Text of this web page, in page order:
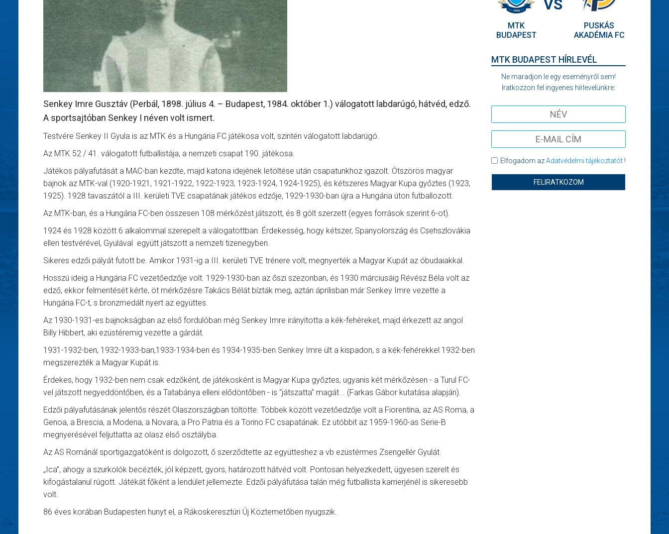
Senkey Imre Gusztáv (Perbál, 1898. július 4. – Budapest, 1984. október 1.) válogatott labdarúgó, hátvéd, edző.
A sportsajtóban Senkey I néven volt ismert.
Testvére Senkey II Gyula is az MTK és a Hungária FC játékosa volt, szintén válogatott labdarúgó.
Az MTK 52 / 41. válogatott futballistája, a nemzeti csapat 190. játékosa.
Játékos pályafutását a MAC-ban kezdte, majd katona idejének letöltése után csapatunkhoz igazolt. Ötszörös magyar
bajnok az MTK-val (1920-1921, 1921-1922, 1922-1923, 1923-1924, 1924-1925), és kétszeres Magyar Kupa győztes (1923,
1925). 1928 tavaszától a III. kerületi TVE csapatának játékos edzője, 1929-1930-ban újra a Hungária úton futballozott.
Az MTK-ban, és a Hungária FC-ben összesen 108 mérkőzést játszott, és 8 gólt szerzett (egyes források szerint 6-ot).
1924 és 1928 között 6 alkalommal szerepelt a válogatottban. Érdekesség, hogy kétszer, Spanyolország és Csehszlovákia
ellen testvérével, Gyulával együtt játszott a nemzeti tizenegyben.
Sikeres edzői pályát futott be. Amikor 1931-ig a III. kerületi TVE trénere volt, megnyerték a Magyar Kupát az óbudaiakkal.
Hosszú ideig a Hungária FC vezetőedzője volt. 1929-1930-ban az őszi szezonban, és 1930 márciusáig Révész Béla volt az
edző, ekkor felmentését kérte, öt mérkőzésre Takács Bélát bízták meg, aztán áprilisban már Senkey Imre vezette a
Hungária FC-t, s bronzmedált nyert az együttes.
Az 1930-1931-es bajnokságban az első fordulóban még Senkey Imre irányította a kék-fehéreket, majd érkezett az angol
Billy Hibbert, aki ezüstéremig vezette a gárdát.
1931-1932-ben, 1932-1933-ban,1933-1934-ben és 1934-1935-ben Senkey Imre ült a kispadon, s a kék-fehérekkel 1932-ben
megszerezték a Magyar Kupát is.
Érdekes, hogy 1932-ben nem csak edzőként, de játékosként is Magyar Kupa győztes, ugyanis két mérkőzésen - a Turul FC-
vel játszott negyeddöntőben, és a Tatabánya elleni elődöntőben - is "játszatta" magát... (Farkas Gábor kutatása alapján).
Edzői pályafutásának jelentős részét Olaszországban töltötte. Többek között vezetőedzője volt a Fiorentina, az AS Roma, a
Genoa, a Brescia, a Modena, a Novara, a Pro Patria és a Torino FC csapatának. Ez utóbbit az 1959-1960-as Serie-B
megnyerésével feljuttatta az olasz első osztályba.
Az AS Románál sportigazgatóként is dolgozott, ő szerződtette az együtteshez a vb ezüstérmes Zsengellér Gyulát.
„Ica”, ahogy a szurkolók becézték, jól képzett, gyors, határozott hátvéd volt. Pontosan helyezkedett, ügyesen szerelt és
kifogástalanul rúgott. Játékát főként a lendület jellemezte. Edzői pályáfutása talán még futballista karrierjénél is sikeresebb
volt.
86 éves korában Budapesten hunyt el, a Rákoskeresztúri Új Köztemetőben nyugszik.
MTK
BUDAPEST
VS
PUSKÁS
AKADÉMIA FC
MTK BUDAPEST HÍRLEVÉL
Ne maradjon le egy eseményről sem!
Iratkozzon fel ingyenes hírlevelünkre:
Elfogadom azAdatvédelmi tájékoztatót!
FELIRATKOZOM